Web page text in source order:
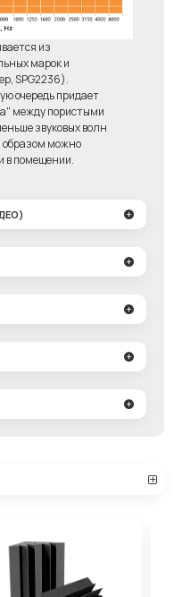
из
марок и
SPG2236).
очередь придает
между пористыми
звуковых волн
образом можно
в помещении.